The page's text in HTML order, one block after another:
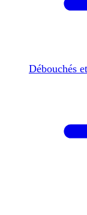
Débouchés